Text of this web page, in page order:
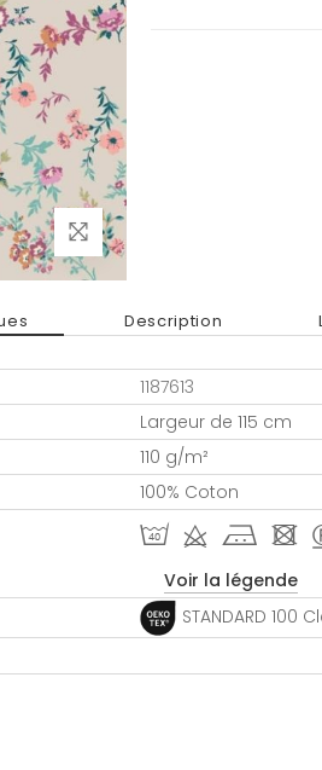
Description
1187613
Largeur de 115 cm
110 g/m²
100% Coton
I d j -
Voir la légende
STANDARD 100